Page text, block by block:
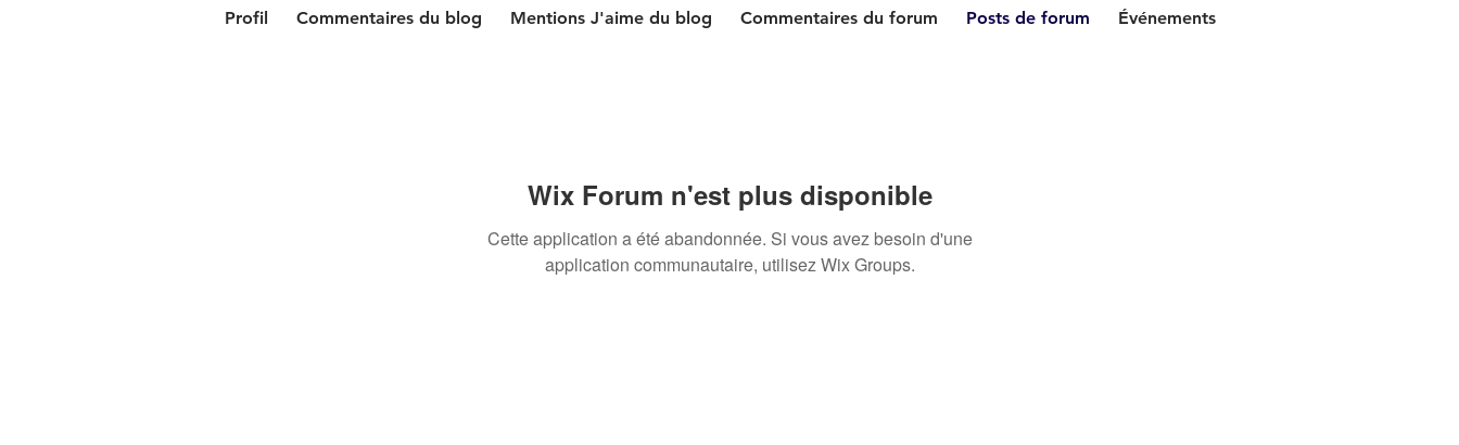
Wix Forum n'est plus disponible
Cette application a été abandonnée. Si vous avez besoin d'une
application communautaire, utilisez Wix Groups.
Profil Commentaires du blog Mentions J'aime du blog Commentaires du forum Posts de forum Événements